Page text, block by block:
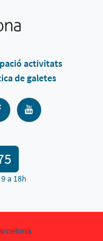
activitats
de galetes
a 18h